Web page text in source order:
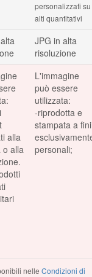
personalizzati su
alti quantitativi
JPG in alta
risoluzione
alla
o alla
L'immagine
può essere
utilizzata:
-riprodotta e
stampata a fini
personali;
nelle Condizioni di